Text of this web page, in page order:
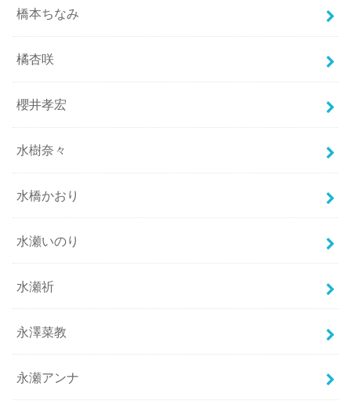
橋本ちなみ
橘杏咲
櫻井孝宏
水樹奈々
水橋かおり
水瀬いのり
水瀬祈
永澤菜教
永瀬アンナ